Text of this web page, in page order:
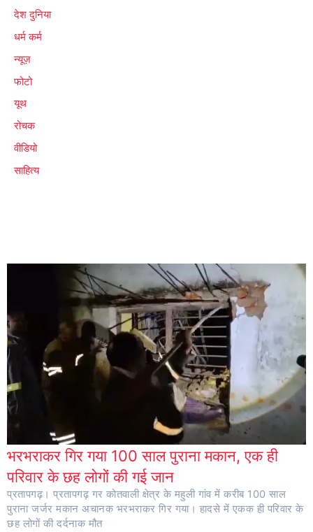
देश दुनिया
धर्म कर्म
न्यूज़
फोटो
यूथ
रोचक
वीडियो
साहित्य
भरभराकर गिर गया 100 साल पुराना मकान, एक ही
परिवार के छह लोगों की गई जान
प्रतापगढ़। प्रतापगढ़ गर कोतवाली क्षेत्र के महुली गांव में करीब 100 साल
पुराना जर्जर मकान अचानक भरभराकर गिर गया। हादसे में एकक ही परिवार के
छह लोगों की दर्दनाक मौत